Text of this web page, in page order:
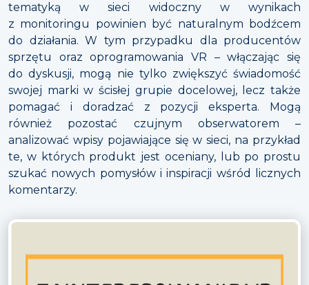
tematyką w sieci widoczny w wynikach
z monitoringu powinien być naturalnym bodźcem
do działania. W tym przypadku dla producentów
sprzętu oraz oprogramowania VR – włączając się
do dyskusji, mogą nie tylko zwiększyć świadomość
swojej marki w ścisłej grupie docelowej, lecz także
pomagać i doradzać z pozycji eksperta. Mogą
również pozostać czujnym obserwatorem –
analizować wpisy pojawiające się w sieci, na przykład
te, w których produkt jest oceniany, lub po prostu
szukać nowych pomysłów i inspiracji wśród licznych
komentarzy.